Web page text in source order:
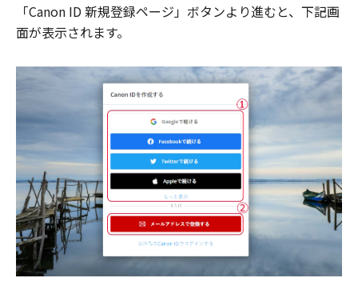
「Canon ID 新規登録ページ」ボタンより進むと、下記画
面が表示されます。